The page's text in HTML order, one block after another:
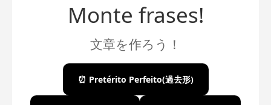
Monte frases!
文章を作ろう！
⏰ Pretérito Perfeito(過去形)